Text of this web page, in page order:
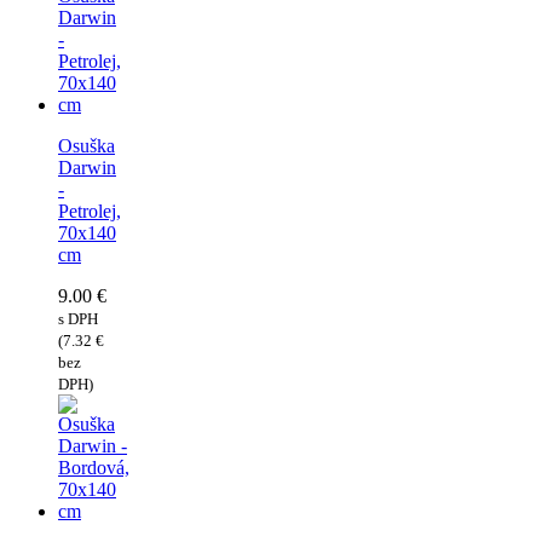
Osuška
Darwin
-
Petrolej,
70x140
cm
9.00 €
s DPH
(7.32 €
bez
DPH)